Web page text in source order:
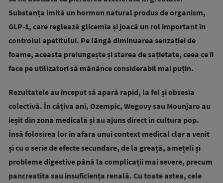
Substanța imită un hormon natural produs de organism,
GLP-1, care reglează glicemia și joacă un rol important în
controlul apetitului. Pe lângă diminuarea senzației de
foame, aceasta prelungește și starea de sațietate, ceea ce îi
face pe utilizatori să mănânce considerabil mai puțin.
Rezultatele au început să apară rapid, la fel și obsesia
colectivă. În câțiva ani, Ozempic, Wegovy sau Mounjaro au
ieșit din zona medicală și au ajuns direct în cultura pop.
Însă folosirea lor în afara unui context medical clar a venit
și cu o serie de efecte secundare, de la greață, amețeli și
probleme digestive până la complicații mai severe, precum
pancreatita sau insuficiența renală. Cu toate astea, cele